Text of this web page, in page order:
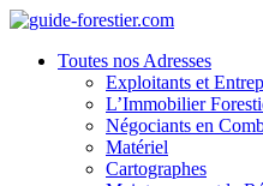
Toutes nos Adresses
Exploitants et
L’Immobilier
Négociants en
Matériel
Cartographes